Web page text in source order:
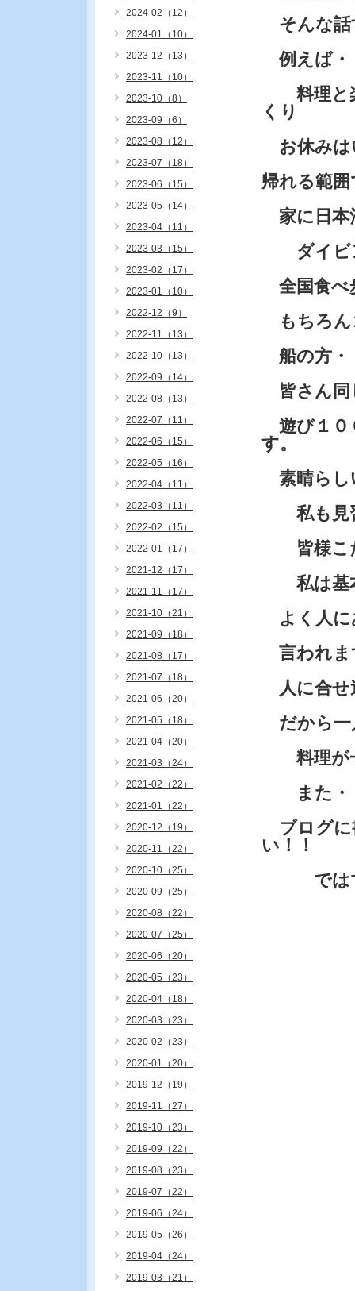
そんな話
例えば・
料理と楽
くり
お休みは
帰れる範
家に日本
ダイビ
全国食べ
もちろん
船の方・
皆さん同
遊び１０
す。
素晴らし
私も見
皆様こ
私は基本
よく人に
言われま
人に合せ
だから一
料理が一
また・・
ブログに
い！！
では
2024-02（12）
2024-01（10）
2023-12（13）
2023-11（10）
2023-10（8）
2023-09（6）
2023-08（12）
2023-07（18）
2023-06（15）
2023-05（14）
2023-04（11）
2023-03（15）
2023-02（17）
2023-01（10）
2022-12（9）
2022-11（13）
2022-10（13）
2022-09（14）
2022-08（13）
2022-07（11）
2022-06（15）
2022-05（16）
2022-04（11）
2022-03（11）
2022-02（15）
2022-01（17）
2021-12（17）
2021-11（17）
2021-10（21）
2021-09（18）
2021-08（17）
2021-07（18）
2021-06（20）
2021-05（18）
2021-04（20）
2021-03（24）
2021-02（22）
2021-01（22）
2020-12（19）
2020-11（22）
2020-10（25）
2020-09（25）
2020-08（22）
2020-07（25）
2020-06（20）
2020-05（23）
2020-04（18）
2020-03（23）
2020-02（23）
2020-01（20）
2019-12（19）
2019-11（27）
2019-10（23）
2019-09（22）
2019-08（23）
2019-07（22）
2019-06（24）
2019-05（26）
2019-04（24）
2019-03（21）